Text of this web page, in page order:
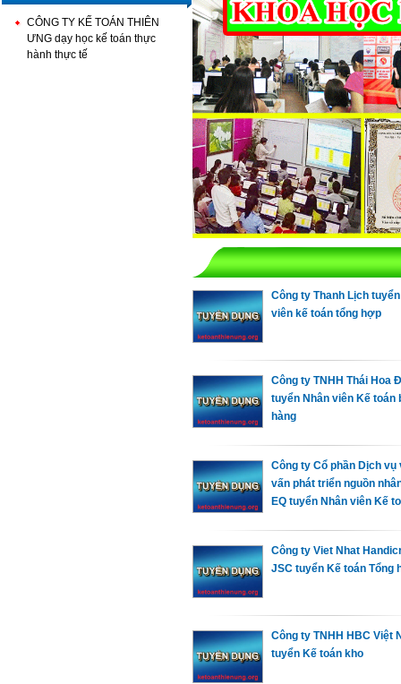
CÔNG TY KẾ TOÁN THIÊN
ƯNG dạy học kế toán thực
hành thực tế
Công ty Thanh Lịch
viên kế toán tổng hợp
Công ty TNHH Thái Hoa
tuyển Nhân viên Kế toán
hàng
Công ty Cổ phần Dịch vụ
vấn phát triển nguồn
EQ tuyển Nhân viên Kế
Công ty Viet Nhat
JSC tuyển Kế toán Tổng
Công ty TNHH HBC Việt
tuyển Kế toán kho